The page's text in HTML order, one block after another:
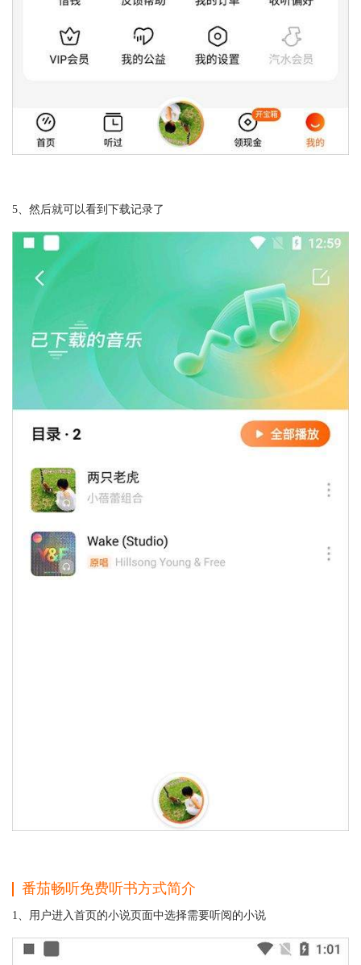
5、然后就可以看到下载记录了
番茄畅听免费听书方式简介
1、用户进入首页的小说页面中选择需要听阅的小说